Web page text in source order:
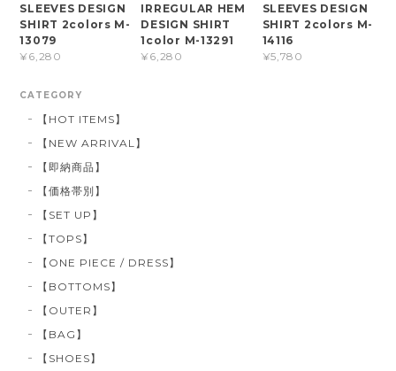
SLEEVES DESIGN
SHIRT 2colors M-
13079
¥6,280
IRREGULAR HEM
DESIGN SHIRT
1color M-13291
¥6,280
SLEEVES DESIGN
SHIRT 2colors M-
14116
¥5,780
CATEGORY
【HOT ITEMS】
【NEW ARRIVAL】
【即納商品】
【価格帯別】
【SET UP】
【TOPS】
【ONE PIECE / DRESS】
【BOTTOMS】
【OUTER】
【BAG】
【SHOES】